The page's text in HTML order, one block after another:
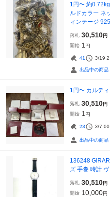
1円〜 約
ルドカラー ネ
ィンテージ
落札 30,510円
開始 1 円
41 3/19
出品中の商品
1円〜 カルテ
落札 30,510円
開始 1 円
23 3/7
出品中の商品
136248
ズ 手巻 時計
落札 30,510円
開始 10,000円